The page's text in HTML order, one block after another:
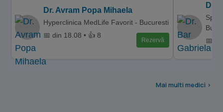
Dr. Avram Popa Mihaela
Hyperclinica MedLife Favorit - Bucuresti
📅 din 18.08 • 👍 8
Rezervă
Dr.
📅
Mai multi medici >